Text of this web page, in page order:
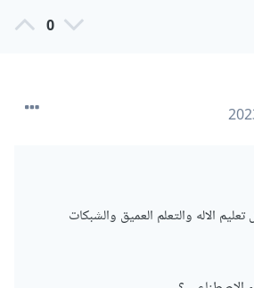
0
الاله والتعلم العميق والشبكات